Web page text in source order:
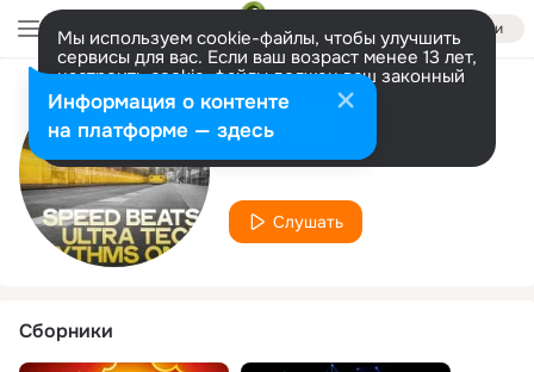
Войти
Мы используем cookie-файлы, чтобы улучшить
сервисы для вас. Если ваш возраст менее 13 лет,
настроить cookie-файлы должен ваш законный
представитель. Больше информации
Разрешить все Настроить
Исполнитель
Fallon Glick
Слушать
Сборники
Информация о контенте
на платформе — здесь